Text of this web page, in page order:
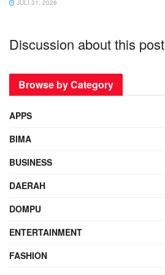
JULI 31, 2026
Discussion about this post
Browse by Category
APPS
BIMA
BUSINESS
DAERAH
DOMPU
ENTERTAINMENT
FASHION